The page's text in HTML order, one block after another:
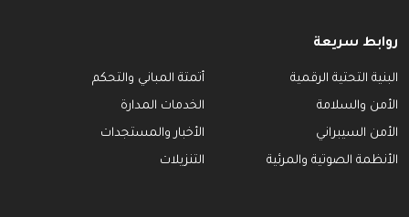
روابط سريعة
البنية التحتية الرقمية
أتمتة المباني والتحكم
الأمن والسلامة
الخدمات المدارة
الأمن السيبراني
الأخبار والمستجدات
الأنظمة الصوتية والمرئية
التنزيلات